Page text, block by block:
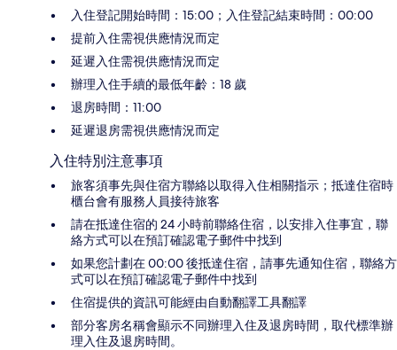
入住登記開始時間：15:00；入住登記結束時間：00:00
提前入住需視供應情況而定
延遲入住需視供應情況而定
辦理入住手續的最低年齡：18 歲
退房時間：11:00
延遲退房需視供應情況而定
入住特別注意事項
旅客須事先與住宿方聯絡以取得入住相關指示；抵達住宿時
櫃台會有服務人員接待旅客
請在抵達住宿的 24 小時前聯絡住宿，以安排入住事宜，聯
絡方式可以在預訂確認電子郵件中找到
如果您計劃在 00:00 後抵達住宿，請事先通知住宿，聯絡方
式可以在預訂確認電子郵件中找到
住宿提供的資訊可能經由自動翻譯工具翻譯
部分客房名稱會顯示不同辦理入住及退房時間，取代標準辦
理入住及退房時間。